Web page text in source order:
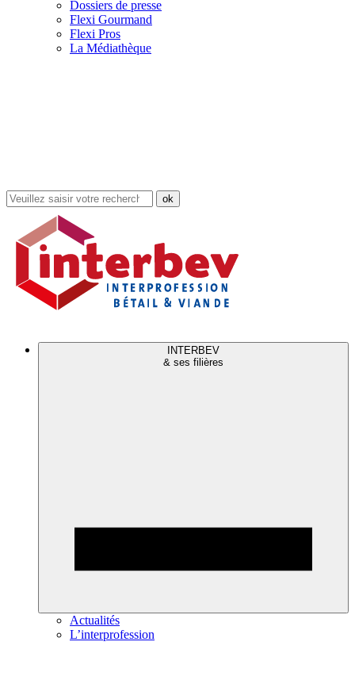
Dossiers de presse
Flexi Gourmand
Flexi Pros
La Médiathèque
Rechercher
dans
site
INTERBEV
& ses filières
Actualités
L’interprofession